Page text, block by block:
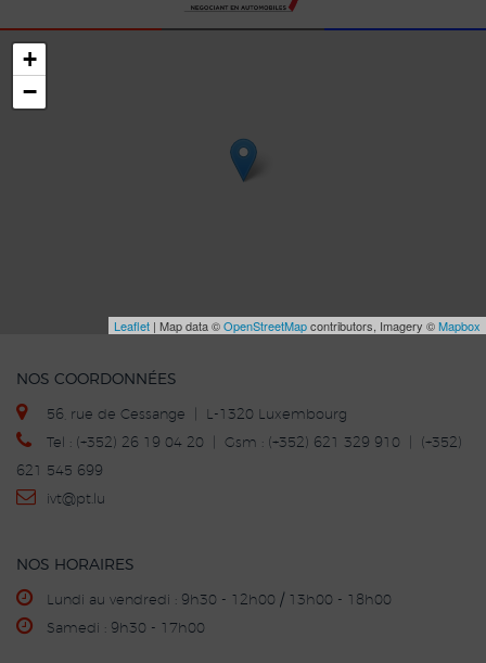
+
−
Leaflet | Map data ©OpenStreetMapcontributors, Imagery ©Mapbox
NOS COORDONNÉES
56, rue de Cessange | L-1320 Luxembourg
Tel : (+352) 26 19 04 20 | Gsm : (+352) 621 329 910 | (+352)
621 545 699
ivt@pt.lu
NOS HORAIRES
Lundi au vendredi : 9h30 - 12h00 / 13h00 - 18h00
Samedi : 9h30 - 17h00